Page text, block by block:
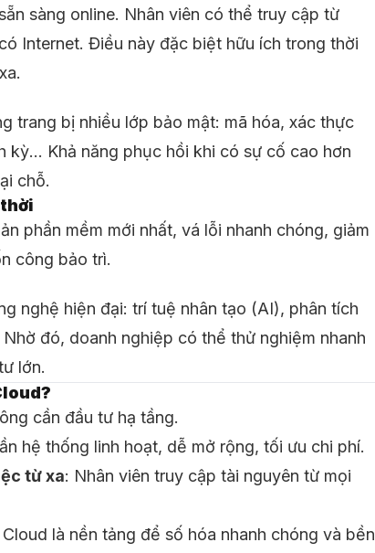
sàng online. Nhân viên có thể truy cập từ
Internet. Điều này đặc biệt hữu ích trong thời
trang bị nhiều lớp bảo mật: mã hóa, xác thực
kỳ… Khả năng phục hồi khi có sự cố cao hơn
chỗ.
phần mềm mới nhất, vá lỗi nhanh chóng, giảm
công bảo trì.
nghệ hiện đại: trí tuệ nhân tạo (AI), phân tích
đó, doanh nghiệp có thể thử nghiệm nhanh
lớn.
cần đầu tư hạ tầng.
hệ thống linh hoạt, dễ mở rộng, tối ưu chi phí.
từ xa: Nhân viên truy cập tài nguyên từ mọi
Cloud là nền tảng để số hóa nhanh chóng và bền